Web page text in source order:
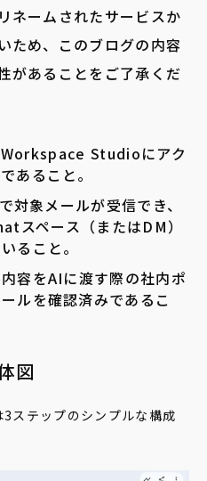
ネームされたサービスか
ため、このブログの内容
があることをご了承くだ
Studioにアク
あること。
対象メールが受信でき、
スペース（またはDM）
ること。
容をAIに渡す際の社内ポ
ルを確認済みであるこ
図
ステップのシンプルな構成